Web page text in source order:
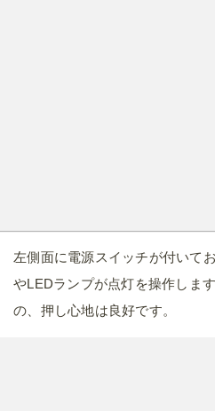
左側面に電源スイッチが付いて
やLEDランプが点灯を操作しま
の、押し心地は良好です。